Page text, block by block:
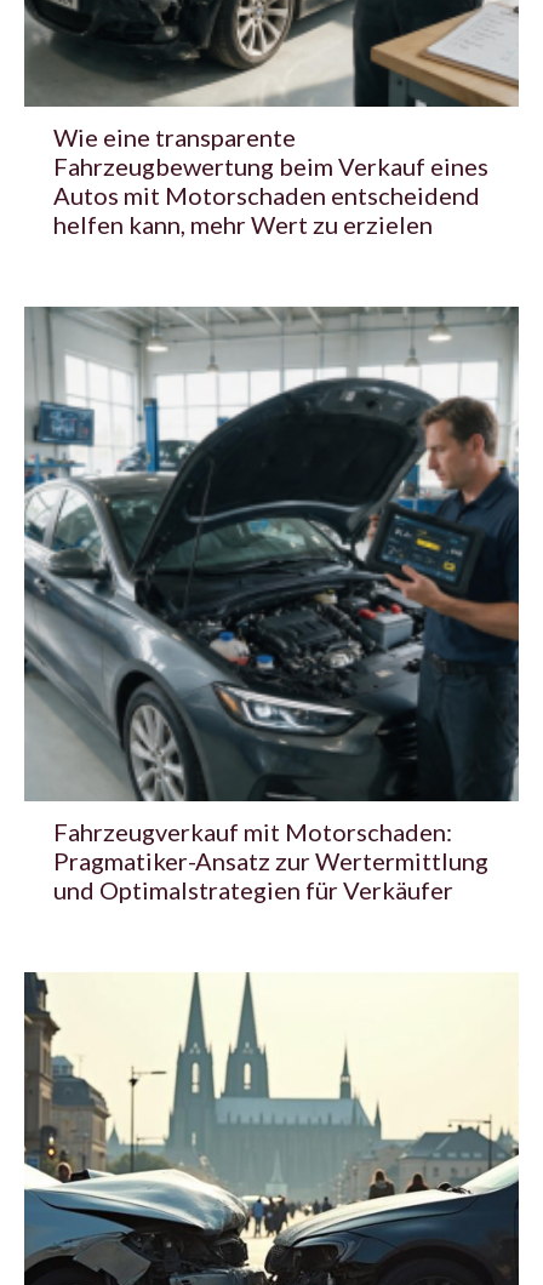
Wie eine transparente
Fahrzeugbewertung beim Verkauf eines
Autos mit Motorschaden entscheidend
helfen kann, mehr Wert zu erzielen
Fahrzeugverkauf mit Motorschaden:
Pragmatiker-Ansatz zur Wertermittlung
und Optimalstrategien für Verkäufer